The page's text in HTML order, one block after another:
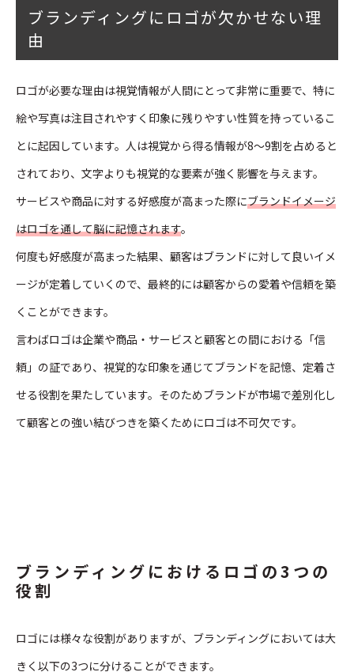
ブランディングにロゴが欠かせない理
由
ロゴが必要な理由は視覚情報が人間にとって非常に重要で、特に
絵や写真は注目されやすく印象に残りやすい性質を持っているこ
とに起因しています。人は視覚から得る情報が8～9割を占めると
されており、文字よりも視覚的な要素が強く影響を与えます。
サービスや商品に対する好感度が高まった際にブランドイメージ
はロゴを通して脳に記憶されます。
何度も好感度が高まった結果、顧客はブランドに対して良いイメ
ージが定着していくので、最終的には顧客からの愛着や信頼を築
くことができます。
言わばロゴは企業や商品・サービスと顧客との間における「信
頼」の証であり、視覚的な印象を通じてブランドを記憶、定着さ
せる役割を果たしています。そのためブランドが市場で差別化し
て顧客との強い結びつきを築くためにロゴは不可欠です。
ブランディングにおけるロゴの3つの
役割
ロゴには様々な役割がありますが、ブランディングにおいては大
きく以下の3つに分けることができます。